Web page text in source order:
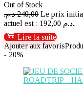
Out of Stock
240,00 د.م.
actuel est : 192,00 د.م..
Lire la suite
Ajouter aux favoris
- 20%